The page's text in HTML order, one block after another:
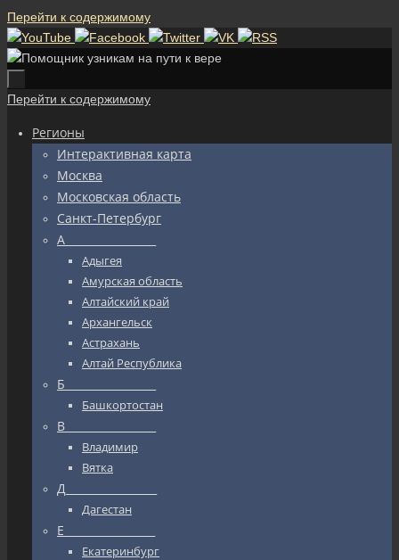
Перейти к содержимому
Перейти к содержимому
Регионы
Интерактивная карта
Москва
Московская область
Санкт-Петербург
А_________________
Адыгея
Амурская область
Алтайский край
Архангельск
Астрахань
Алтай Республика
Б_________________
Башкортостан
В_________________
Владимир
Вятка
Д_________________
Дагестан
Е_________________
Екатеринбург